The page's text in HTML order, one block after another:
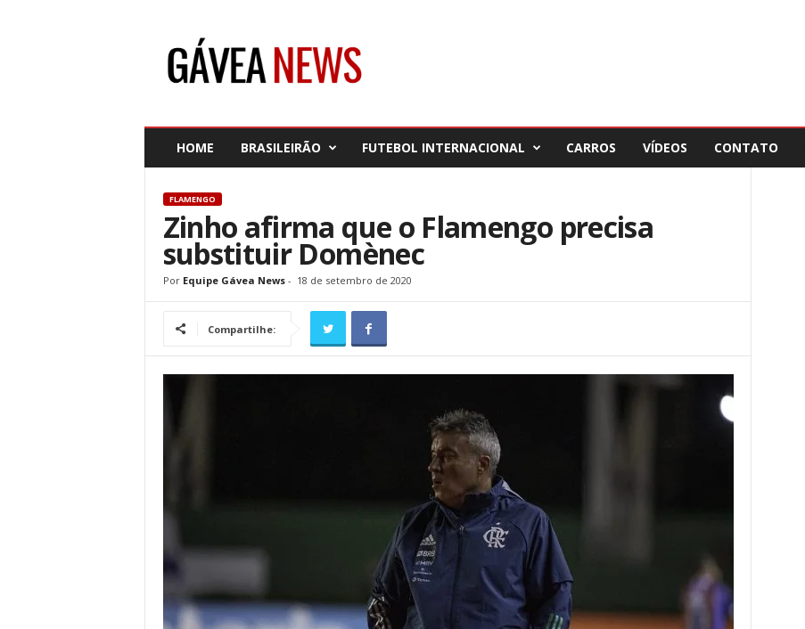
HOME BRASILEIRÃO FUTEBOL INTERNACIONAL CARROS VÍDEOS CONTATO
FLAMENGO
Zinho afirma que o Flamengo precisa
substituir Domènec
Por Equipe Gávea News- 18 de setembro de 2020
Compartilhe: